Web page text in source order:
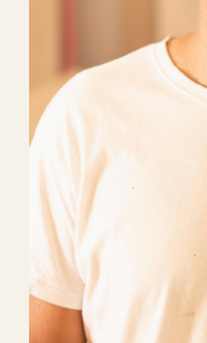
destacar a